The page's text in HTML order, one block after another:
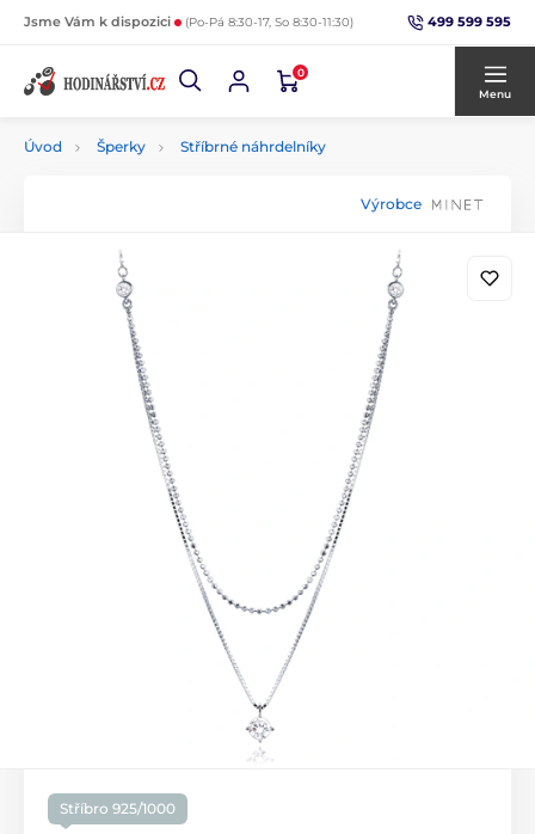
Jsme Vám k dispozici (Po-Pá 8:30-17, So 8:30-11:30) 499 599 595
0
Menu
Úvod Šperky Stříbrné náhrdelníky
Výrobce
Stříbro 925/1000